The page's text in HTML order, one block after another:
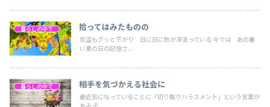
暮らしの中で 拾ってはみたものの
気温もグッと下がり 日に日に秋が深まっている 今では あの暑
い夏の日の記憶さ...
暮らしの中で 相手を気づかえる社会に
最近気になっていることに「切り取りハラスメント」という言葉が